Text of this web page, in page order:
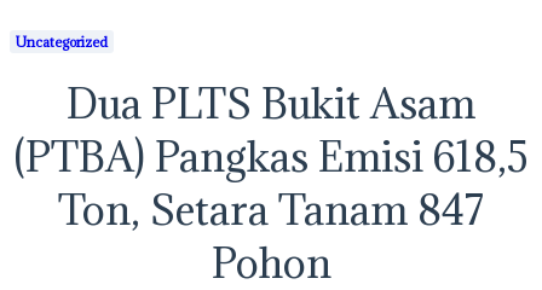
Uncategorized
Dua PLTS Bukit Asam
(PTBA) Pangkas Emisi 618,5
Ton, Setara Tanam 847
Pohon